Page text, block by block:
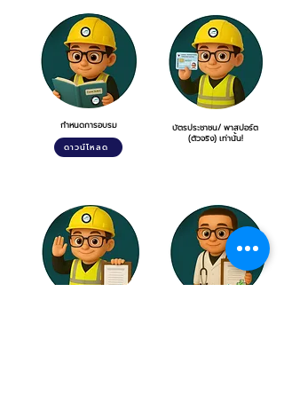
กำหนดการอบรม
ดาวน์โหลด
บัตรประชาชน/ พาสปอร์ต
(ตัวจริง) เท่านั้น!